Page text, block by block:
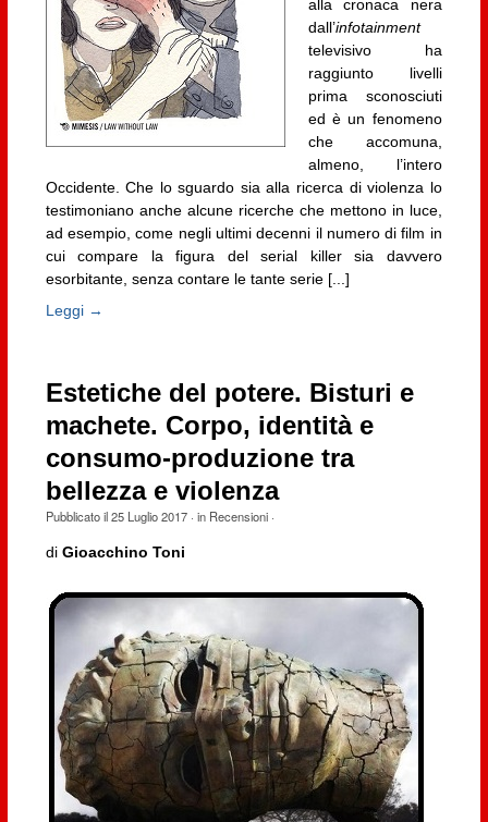
alla cronaca nera
dall’infotainment
televisivo ha
raggiunto livelli
prima sconosciuti
ed è un fenomeno
che accomuna,
almeno, l’intero
Occidente. Che lo sguardo sia alla ricerca di violenza lo
testimoniano anche alcune ricerche che mettono in luce,
ad esempio, come negli ultimi decenni il numero di film in
cui compare la figura del serial killer sia davvero
esorbitante, senza contare le tante serie [...]
Leggi →
Estetiche del potere. Bisturi e
machete. Corpo, identità e
consumo-produzione tra
bellezza e violenza
Pubblicato il25 Luglio 2017· in Recensioni·
di Gioacchino Toni